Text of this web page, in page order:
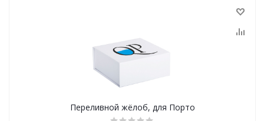
Переливной жёлоб, для Порто